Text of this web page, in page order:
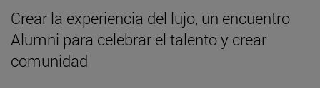
Crear la experiencia del lujo, un encuentro
Alumni para celebrar el talento y crear
comunidad